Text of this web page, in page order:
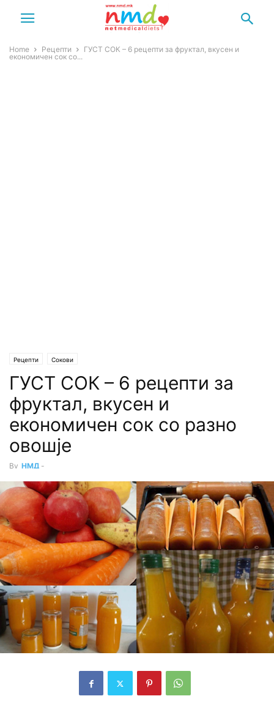
Home Рецепти
ГУСТ СОК – 6 рецепти за фруктал, вкусен и
економичен сок со...
Рецепти Сокови
ГУСТ СОК – 6 рецепти за
фруктал, вкусен и
економичен сок со разно
овошје
By НМД -